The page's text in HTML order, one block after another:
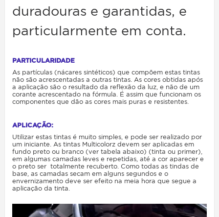
duradouras e garantidas, e
particularmente em conta.
PARTICULARIDADE
As partículas (nácares sintéticos) que compõem estas tintas
não são acrescentadas a outras tintas. As cores obtidas após
a aplicação são o resultado da reflexão da luz, e não de um
corante acrescentado na fórmula. É assim que funcionam os
componentes que dão as cores mais puras e resistentes.
APLICAÇÃO:
Utilizar estas tintas é muito simples, e pode ser realizado por
um iniciante. As tintas Multicolorz devem ser aplicadas em
fundo preto ou branco (ver tabela abaixo) (tinta ou primer),
em algumas camadas leves e repetidas, até a cor aparecer e
o preto ser totalmente recuberto. Como todas as tindas de
base, as camadas secam em alguns segundos e o
envernizamento deve ser efeito na meia hora que segue a
aplicação da tinta.